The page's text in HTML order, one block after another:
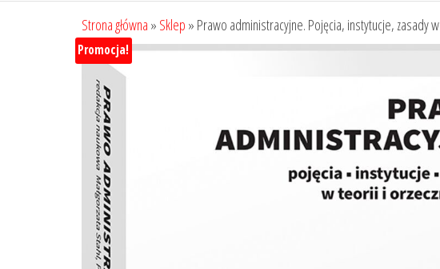
Strona główna » Sklep » Prawo administracyjne. Pojęcia, instytucje, zasady
Promocja!